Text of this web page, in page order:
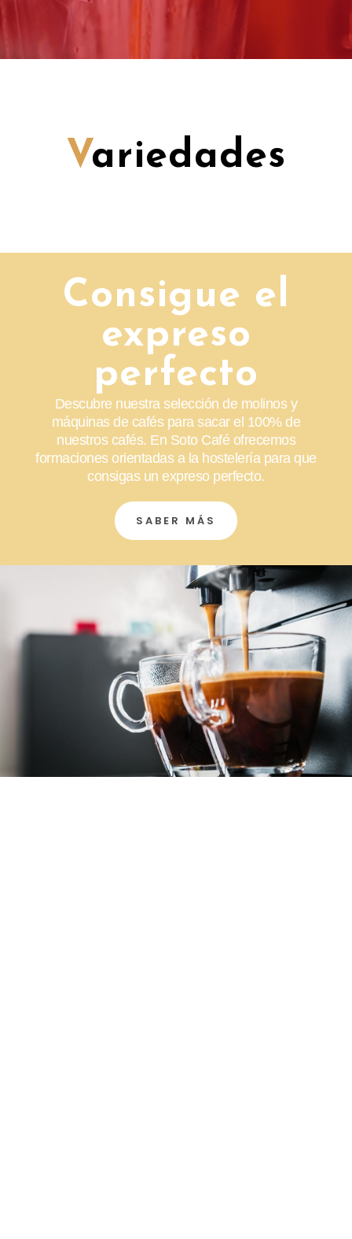
Variedades
Consigue el
expreso
perfecto
Descubre nuestra selección de molinos y
máquinas de cafés para sacar el 100% de
nuestros cafés. En Soto Café ofrecemos
formaciones orientadas a la hostelería para que
consigas un expreso perfecto.
SABER MÁS